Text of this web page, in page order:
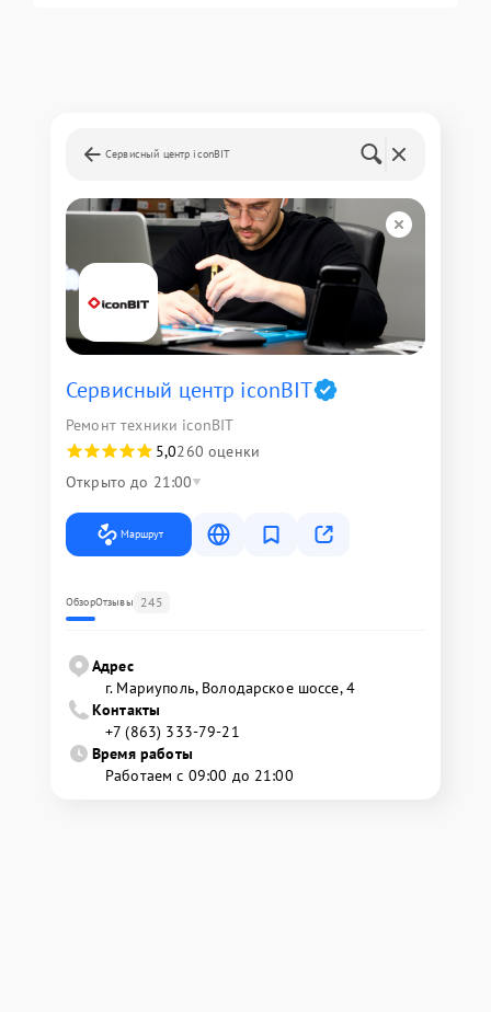
Сервисный центр iconBIT
Сервисный центр iconBIT
Ремонт техники iconBIT
5,0260 оценки
Открыто до 21:00
Маршрут
ОбзорОтзывы 245
Адрес
г. Мариуполь, Володарское шоссе, 4
Контакты
+7 (863) 333-79-21
Время работы
Работаем с 09:00 до 21:00